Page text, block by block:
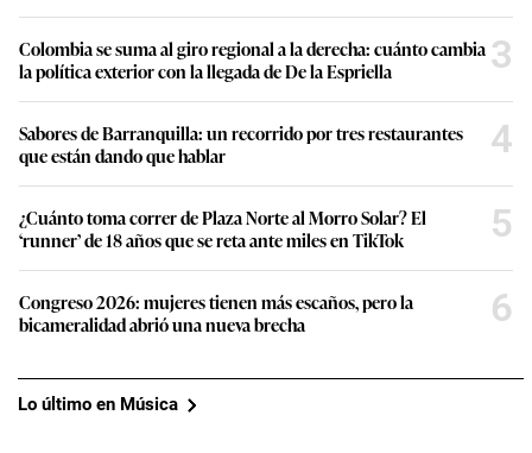
Colombia se suma al giro regional a la derecha: cuánto cambia
la política exterior con la llegada de De la Espriella
3
Sabores de Barranquilla: un recorrido por tres restaurantes
que están dando que hablar
4
¿Cuánto toma correr de Plaza Norte al Morro Solar? El
‘runner’ de 18 años que se reta ante miles en TikTok
5
Congreso 2026: mujeres tienen más escaños, pero la
bicameralidad abrió una nueva brecha
6
Lo último en Música